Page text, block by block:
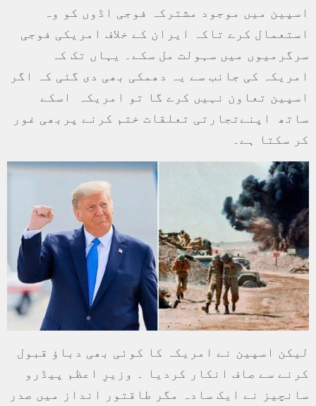
اسپین میں موجود مشترکہ فوجی اڈوں کو وہ
استعمال کرے تاکہ ایران کے خلاف امریکی فوجی
سرگرمیوں میں سہولت مل سکے۔ یہاں تک کہ
امریکہ کی جانب سے یہ دھمکی بھی دی گئی کہ اگر
اسپین تعاون نہیں کرے گا تو امریکہ اسکے
ساتھ اپنےتجارتی تعلقات ختم کرنے پربھی غور
کر سکتا ہے۔
لیکن اسپین نے امریکہ کا کوئی بھی دباؤ قبول
کرنے سے صاف انکار کردیا ۔ وزیرِ اعظم پیڈرو
سانچیز نے ایک سادہ مگر طاقتور انداز میں صدر